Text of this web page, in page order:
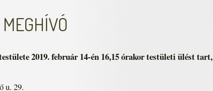
MEGHÍVÓ
2019. február 14-én 16,15 órakor testületi ülést tart,
u. 29.